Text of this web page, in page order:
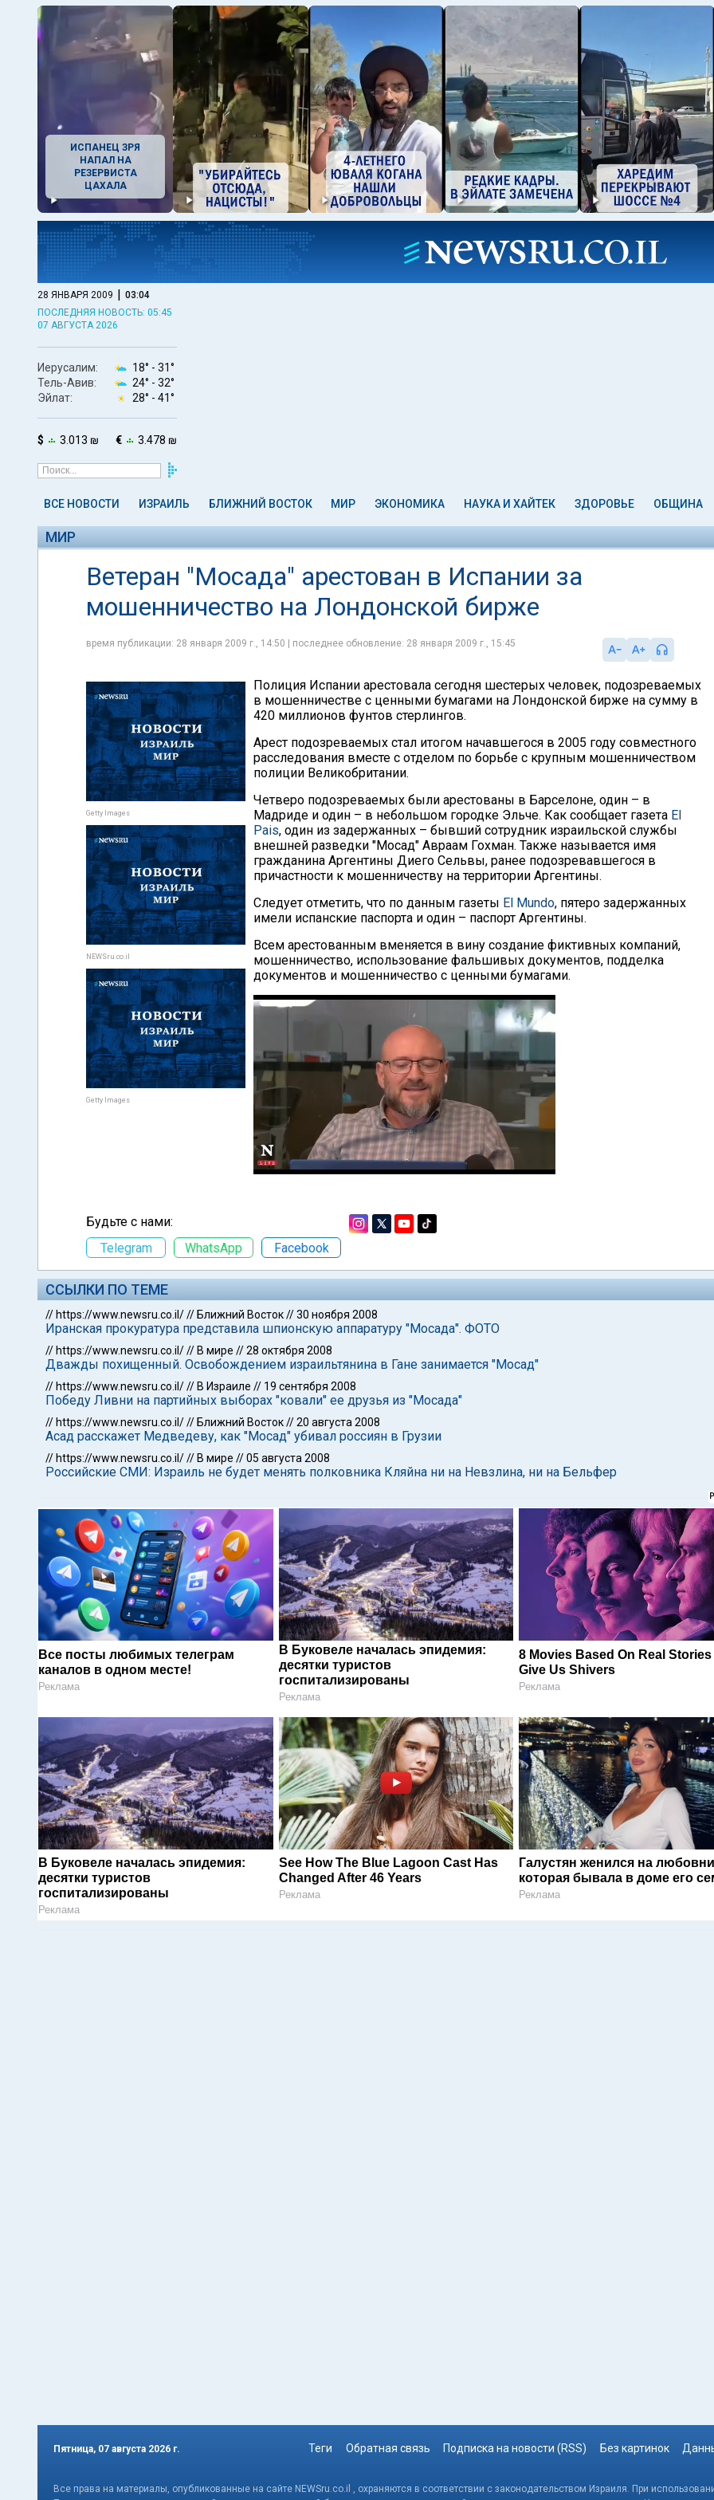
ИСПАНЕЦ ЗРЯ
НАПАЛ НА
РЕЗЕРВИСТА
ЦАХАЛА
28 ЯНВАРЯ 2009 | 03:04
ПОСЛЕДНЯЯ НОВОСТЬ: 05:45
07 АВГУСТА 2026
Иерусалим: 18° - 31°
Тель-Авив:
24° - 32°
Эйлат:
28° - 41°
$ 3.013 ₪ € 3.478 ₪
ВСЕ НОВОСТИ ИЗРАИЛЬ БЛИЖНИЙ ВОСТОК МИР ЭКОНОМИКА НАУКА И ХАЙТЕК ЗДОРОВЬЕ ОБЩИНА
МИР
Ветеран "Мосада" арестован в Испании за
мошенничество на Лондонской бирже
время публикации: 28 января 2009 г., 14:50 | последнее обновление: 28 января 2009 г., 15:45
Getty Images
NEWSru.co.il
Getty Images
Полиция Испании арестовала сегодня шестерых человек, подозреваемых
в мошенничестве с ценными бумагами на Лондонской бирже на сумму в
420 миллионов фунтов стерлингов.
Арест подозреваемых стал итогом начавшегося в 2005 году совместного
расследования вместе с отделом по борьбе с крупным мошенничеством
полиции Великобритании.
Четверо подозреваемых были арестованы в Барселоне, один – в
Мадриде и один – в небольшом городке Эльче. Как сообщает газета El
Pais, один из задержанных – бывший сотрудник израильской службы
внешней разведки "Мосад" Авраам Гохман. Также называется имя
гражданина Аргентины Диего Сельвы, ранее подозревавшегося в
причастности к мошенничеству на территории Аргентины.
Следует отметить, что по данным газеты El Mundo, пятеро задержанных
имели испанские паспорта и один – паспорт Аргентины.
Всем арестованным вменяется в вину создание фиктивных компаний,
мошенничество, использование фальшивых документов, подделка
документов и мошенничество с ценными бумагами.
Будьте с нами:
Telegram
WhatsApp Facebook
ССЫЛКИ ПО ТЕМЕ
// https://www.newsru.co.il/// Ближний Восток//30 ноября 2008
Иранская прокуратура представила шпионскую аппаратуру "Мосада". ФОТО
// https://www.newsru.co.il/// В мире //28 октября 2008
Дважды похищенный. Освобождением израильтянина в Гане занимается "Мосад"
// https://www.newsru.co.il/// В Израиле // 19 сентября 2008
Победу Ливни на партийных выборах "ковали" ее друзья из "Мосада"
// https://www.newsru.co.il/// Ближний Восток//20 августа 2008
Асад расскажет Медведеву, как "Мосад" убивал россиян в Грузии
// https://www.newsru.co.il/// В мире //05 августа 2008
Российские СМИ: Израиль не будет менять полковника Кляйна ни на Невзлина, ни на Бельфер
Все посты любимых телеграм
каналов в одном месте!
Реклама
В Буковеле началась эпидемия:
десятки туристов
госпитализированы
Реклама
8 Movies Based On Real
Give Us Shivers
Реклама
В Буковеле началась эпидемия:
десятки туристов
госпитализированы
Реклама
See How The Blue Lagoon Cast Has
Changed After 46 Years
Реклама
Галустян женился на
которая бывала в доме его
Реклама
Пятница, 07 августа 2026 г. Теги Обратная связь Подписка на новости (RSS) Без картинок
Все права на материалы, опубликованные на сайте NEWSru.co.il , охраняются в соответствии с законодательством Израиля. При